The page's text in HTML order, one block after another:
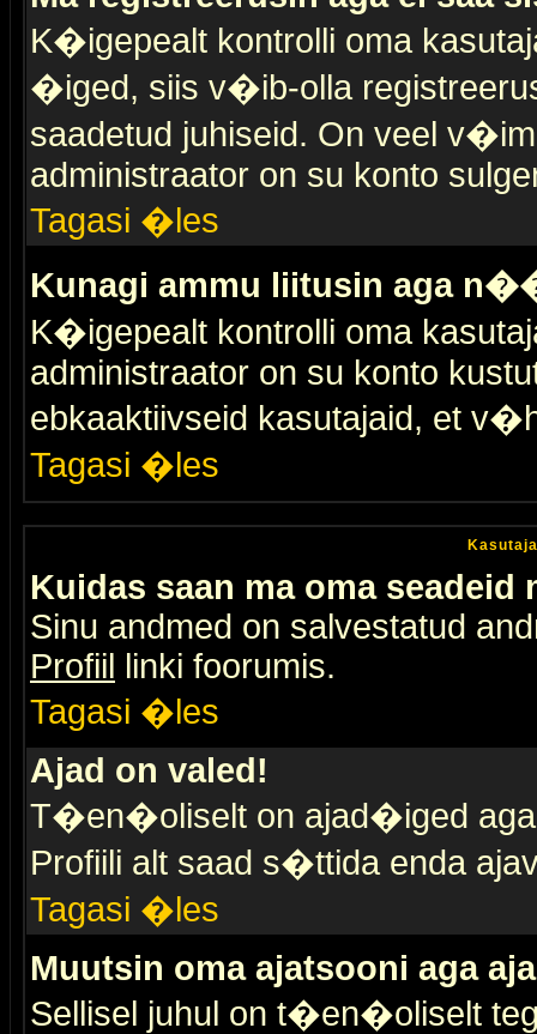
K�igepealt kontrolli oma
�iged, siis v�ib-olla
saadetud juhiseid. On veel
administraator on su konto
Tagasi �les
Kunagi ammu liitusin aga
K�igepealt kontrolli oma
administraator on su konto
ebkaaktiivseid kasutajaid, et
Tagasi �les
Kuidas saan ma oma seadeid
Sinu andmed on salvestatud
Profiil linki foorumis.
Tagasi �les
Ajad on valed!
T�en�oliselt on ajad�iged
Profiili alt saad s�ttida enda
Tagasi �les
Muutsin oma ajatsooni aga
Sellisel juhul on t�en�oliselt